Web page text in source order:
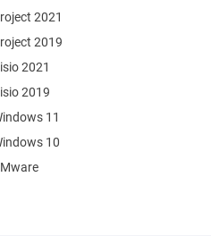
2021
2019
2021
2019
11
10